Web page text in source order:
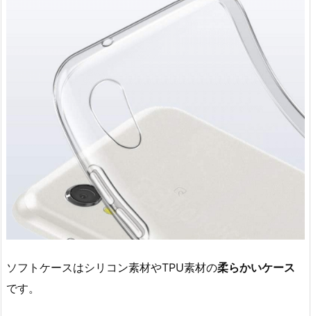
ソフトケースはシリコン素材やTPU素材の柔らかいケース
です。